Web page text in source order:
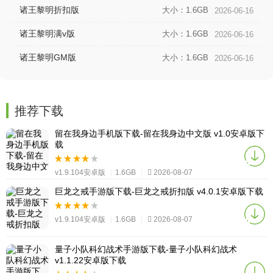
诸王黎明折扣版 大小：1.6GB 2026-06-16
诸王黎明满v版 大小：1.6GB 2026-06-16
诸王黎明GM版 大小：1.6GB 2026-06-16
推荐下载
留在我身边手机版下载-留在我身边中文版 v1.0安卓版下
载
v1.9.104安卓版 1.6GB 2026-08-07
巨龙之戒手游版下载-巨龙之戒折扣版 v4.0.1安卓版下载
v1.9.104安卓版 1.6GB 2026-08-07
量子小队科幻战术手游版下载-量子小队科幻战术
v1.1.22安卓版下载